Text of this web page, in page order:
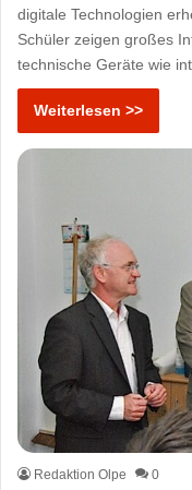
digitale Technologien
Schüler zeigen großes
technische Geräte wie
Weiterlesen >>
Redaktion Olpe 0